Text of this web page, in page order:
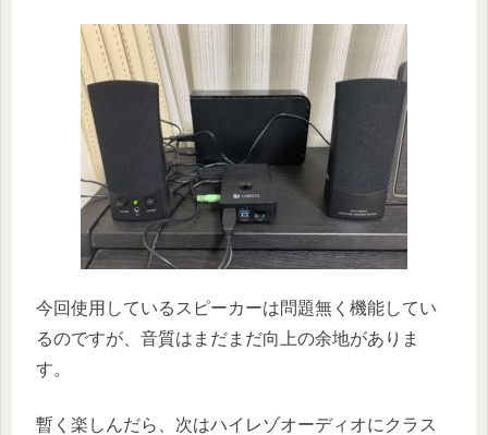
今回使用しているスピーカーは問題無く機能してい
るのですが、音質はまだまだ向上の余地がありま
す。
暫く楽しんだら、次はハイレゾオーディオにクラス